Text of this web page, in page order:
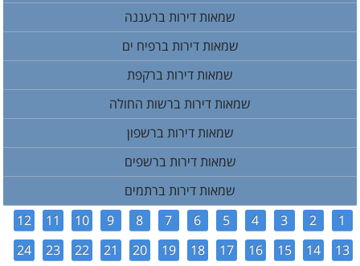
שמאות דירות ברעננה
שמאות דירות ברפיח ים
שמאות דירות ברקפת
שמאות דירות ברשות החולה
שמאות דירות ברשפון
שמאות דירות ברשפים
שמאות דירות ברתמים
1
2
3
4
5
6
7
8
9
10
11
12
13
14
15
16
17
18
19
20
21
22
23
24